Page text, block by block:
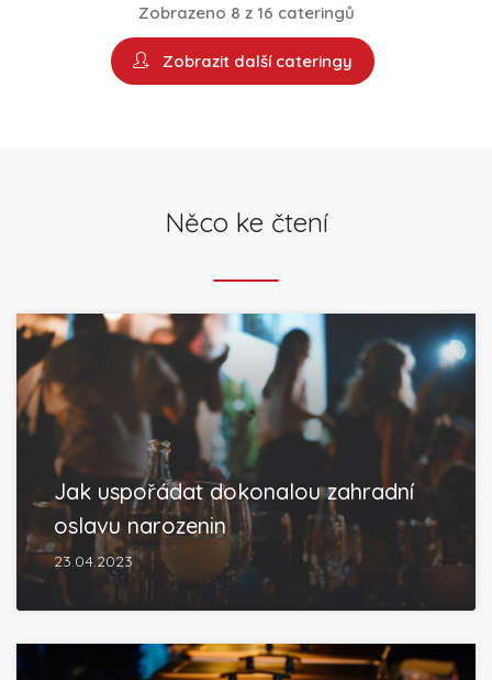
Zobrazeno 8 z 16 cateringů
Zobrazit další cateringy
Něco ke čtení
Jak uspořádat dokonalou zahradní
oslavu narozenin
23.04.2023